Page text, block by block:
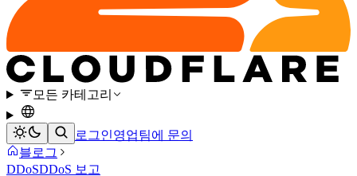
모든 카테고리
로그인영업팀에 문의
블로그
DDoSDDoS 보고